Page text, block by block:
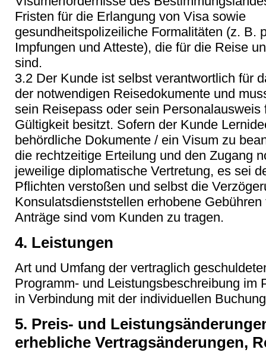
Fristen für die Erlangung von Visa sowie
gesundheitspolizeiliche Formalitäten (z. B.
Impfungen und Atteste), die für die Reise
sind.
3.2 Der Kunde ist selbst verantwortlich für
der notwendigen Reisedokumente und
sein Reisepass oder sein
Gültigkeit besitzt. Sofern der Kunde
behördliche Dokumente / ein Visum zu
die rechtzeitige Erteilung und den Zugang
jeweilige diplomatische Vertretung, es sei
Pflichten verstoßen und selbst die
Konsulatsdienststellen erhobene
Anträge sind vom Kunden zu tragen.
4. Leistungen
Art und Umfang der vertraglich
Programm- und Leistungsbeschreibung im
in Verbindung mit der individuellen
5. Preis- und
erhebliche Vertragsänderungen,